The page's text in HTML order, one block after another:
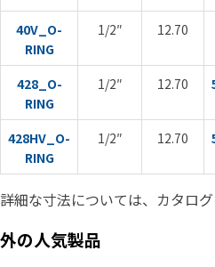
40V_O-
RING
1/2″ 12.70
428_O-
RING
1/2″ 12.70
428HV_O-
RING
1/2″ 12.70
詳細な寸法については、カタログ
外の人気製品